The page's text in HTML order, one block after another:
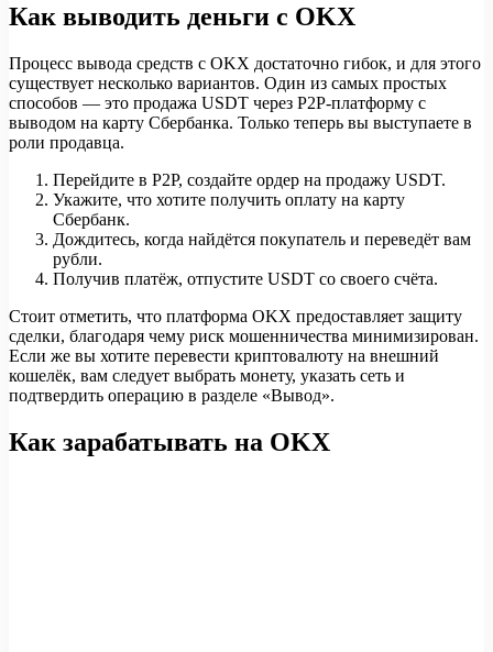
Как выводить деньги с OKX
Процесс вывода средств с OKX достаточно гибок, и для этого
существует несколько вариантов. Один из самых простых
способов — это продажа USDT через P2P-платформу с
выводом на карту Сбербанка. Только теперь вы выступаете в
роли продавца.
Перейдите в P2P, создайте ордер на продажу USDT.
Укажите, что хотите получить оплату на карту
Сбербанк.
Дождитесь, когда найдётся покупатель и переведёт вам
рубли.
Получив платёж, отпустите USDT со своего счёта.
Стоит отметить, что платформа OKX предоставляет защиту
сделки, благодаря чему риск мошенничества минимизирован.
Если же вы хотите перевести криптовалюту на внешний
кошелёк, вам следует выбрать монету, указать сеть и
подтвердить операцию в разделе «Вывод».
Как зарабатывать на OKX